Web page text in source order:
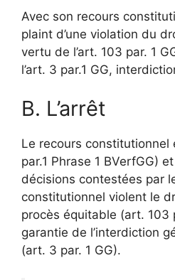
Avec son recours
plaint d’une violation du
vertu de l’art. 103 par. 1
l’art. 3 par.1 GG,
B. L’arrêt
Le recours constitutionnel
par.1 Phrase 1 BVerfGG)
décisions contestées par
constitutionnel violent le
procès équitable (art. 103
garantie de l’interdiction
(art. 3 par. 1 GG).